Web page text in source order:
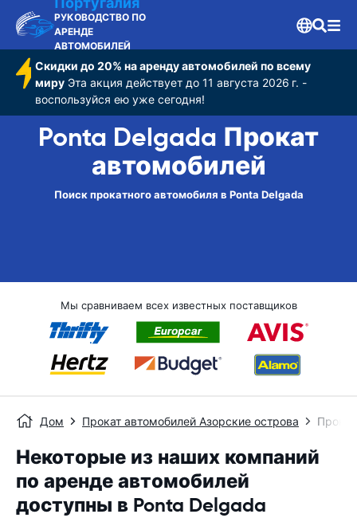
РУКОВОДСТВО ПО
АРЕНДЕ
АВТОМОБИЛЕЙ
Скидки до 20% на аренду автомобилей по всему
мируЭта акция действует до 11 августа 2026 г. -
воспользуйся ею уже сегодня!
Ponta Delgada Прокат
автомобилей
Поиск прокатного автомобиля в Ponta Delgada
Мы сравниваем всех известных поставщиков
Дом Прокат автомобилей Азорские острова
Некоторые из наших компаний
по аренде автомобилей
доступны в Ponta Delgada